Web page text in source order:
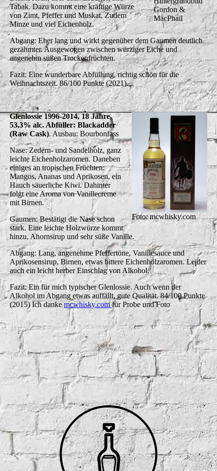
Gordon &
MacPhail
Tabak. Dazu kommt eine kräftige Würze
von Zimt, Pfeffer und Muskat. Zudem
Minze und viel Eichenholz.
Abgang: Eher lang und wirkt gegenüber dem Gaumen deutlich
gezähmter. Ausgewogen zwischen würziger Eiche und
angenehm süßen Trockenfrüchten.
Fazit: Eine wunderbare Abfüllung, richtig schön für die
Weihnachtszeit. 86/100 Punkte (2021).
Foto: mcwhisky.com
Glenlossie 1996-2014, 18 Jahre,
53,3% alc. Abfüller: Blackadder
(Raw Cask). Ausbau: Bourbonfass
Nase: Zedern- und Sandelholz, ganz
leichte Eichenholzaromen. Daneben
einiges an tropischen Früchten:
Mangos, Ananas und Aprikosen, ein
Hauch säuerliche Kiwi. Dahinter
folgt eine Aroma von Vanillecreme
mit Birnen.
Gaumen: Bestätigt die Nase schon
stark. Eine leichte Holzwürze kommt
hinzu, Ahornsirup und sehr süße Vanille.
Abgang: Lang, angenehme Pfeffertöne, Vanillesauce und
Aprikosensirup, Birnen, etwas bittere Eichenholzaromen. Leider
auch ein leicht herber Einschlag von Alkohol.
Fazit: Ein für mich typischer Glenlossie. Auch wenn der
Alkohol im Abgang etwas auffällt, gute Qualität. 84/100 Punkte
(2015) Ich dankemcwhisky.com für Probe und Foto